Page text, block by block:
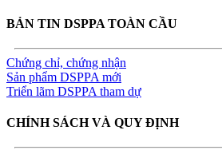
BẢN TIN DSPPA TOÀN CẦU
Chứng chỉ, chứng nhận
Sản phẩm DSPPA mới
Triển lãm DSPPA tham dự
CHÍNH SÁCH VÀ QUY ĐỊNH